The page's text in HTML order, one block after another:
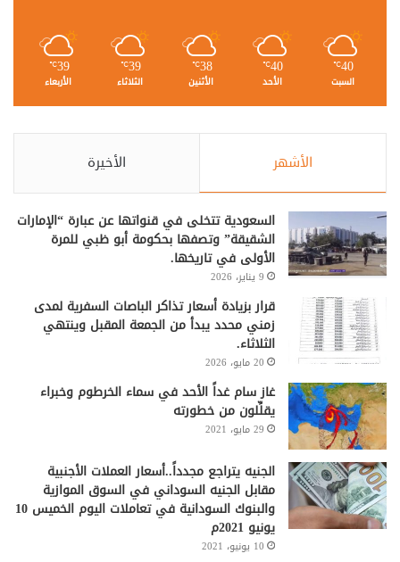
40
℃
السبت
40
℃
الأحد
38
℃
الأثنين
39
℃
الثلاثاء
39
℃
الأربعاء
الأشهر الأخيرة
السعودية تتخلى في قنواتها عن عبارة “الإمارات
الشقيقة” وتصفها بحكومة أبو ظبي للمرة
الأولى في تاريخها.
9 يناير، 2026
قرار بزيادة أسعار تذاكر الباصات السفرية لمدى
زمني محدد يبدأ من الجمعة المقبل وينتهي
الثلاثاء.
20 مايو، 2026
غاز سام غداً الأحد في سماء الخرطوم وخبراء
يقلِّلون من خطورته
29 مايو، 2021
الجنيه يتراجع مجدداً..أسعار العملات الأجنبية
مقابل الجنيه السوداني في السوق الموازية
والبنوك السودانية في تعاملات اليوم الخميس 10
يونيو 2021م
10 يونيو، 2021